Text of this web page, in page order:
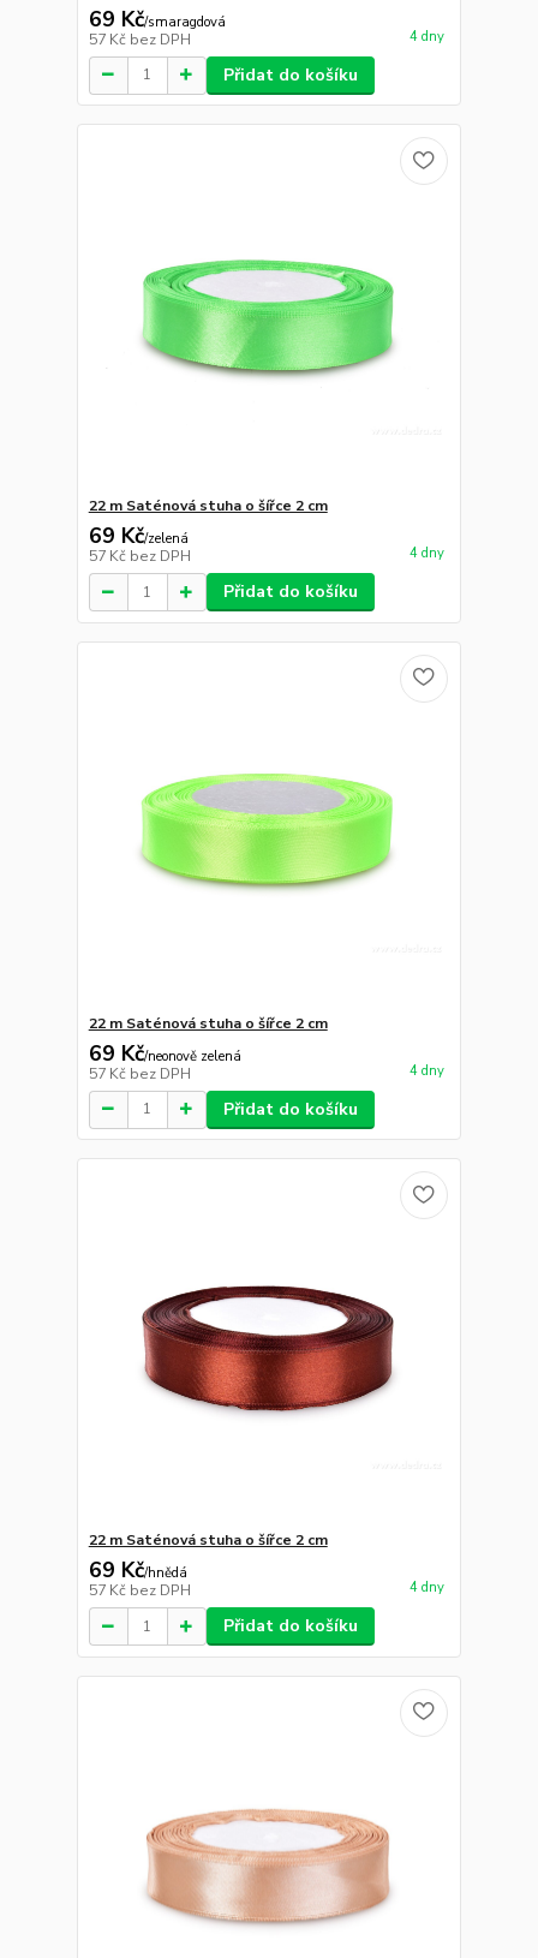
69 Kč/smaragdová
57 Kč bez DPH 4 dny
Přidat do košíku
22 m Saténová stuha o šířce 2 cm
69 Kč/zelená
57 Kč bez DPH 4 dny
Přidat do košíku
22 m Saténová stuha o šířce 2 cm
69 Kč/neonově zelená
57 Kč bez DPH 4 dny
Přidat do košíku
22 m Saténová stuha o šířce 2 cm
69 Kč/hnědá
57 Kč bez DPH 4 dny
Přidat do košíku